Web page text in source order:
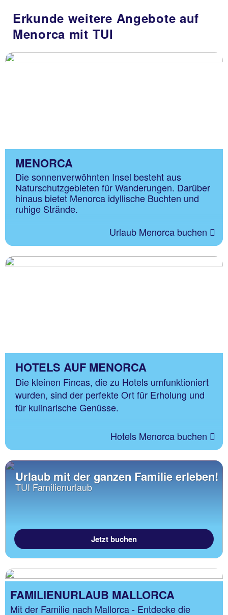
Erkunde weitere Angebote auf
Menorca mit TUI
MENORCA
Die sonnenverwöhnten Insel besteht aus
Naturschutzgebieten für Wanderungen. Darüber
hinaus bietet Menorca idyllische Buchten und
ruhige Strände.
Urlaub Menorca buchen
HOTELS AUF MENORCA
Die kleinen Fincas, die zu Hotels umfunktioniert
wurden, sind der perfekte Ort für Erholung und
für kulinarische Genüsse.
Hotels Menorca buchen
Urlaub mit der ganzen Familie erleben!
TUI Familienurlaub
Jetzt buchen
FAMILIENURLAUB MALLORCA
Mit der Familie nach Mallorca - Entdecke die